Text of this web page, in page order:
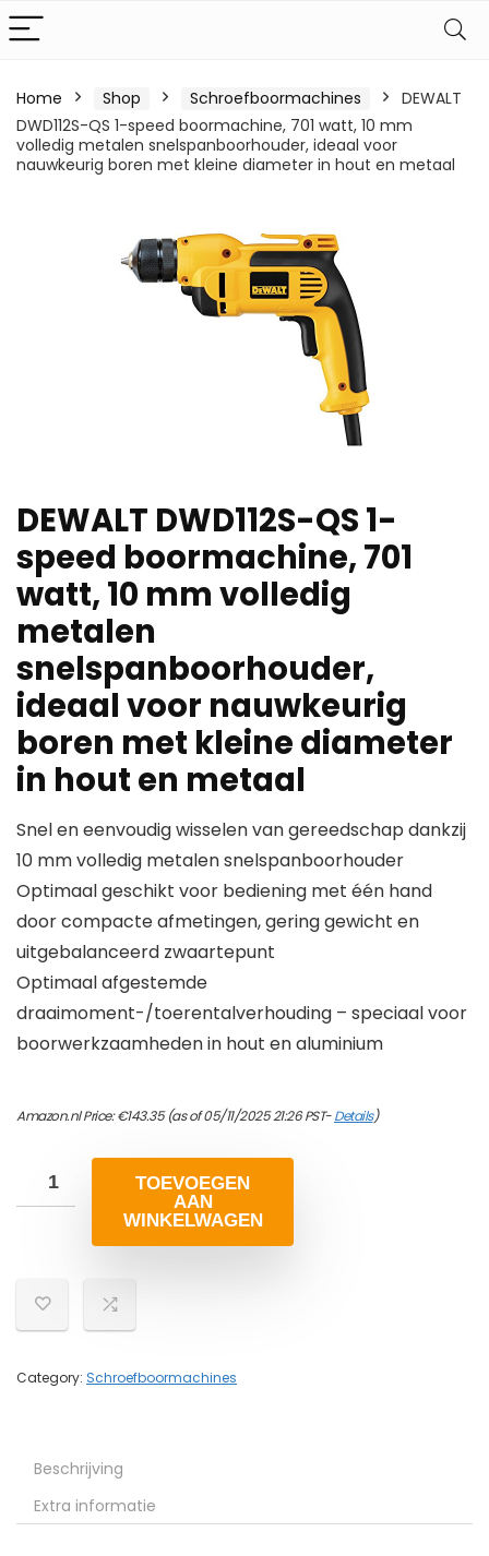
Home Shop Schroefboormachines
DEWALT
DWD112S-QS 1-speed boormachine, 701 watt, 10 mm
volledig metalen snelspanboorhouder, ideaal voor
nauwkeurig boren met kleine diameter in hout en metaal
DEWALT DWD112S-QS 1-
speed boormachine, 701
watt, 10 mm volledig
metalen
snelspanboorhouder,
ideaal voor nauwkeurig
boren met kleine diameter
in hout en metaal
Snel en eenvoudig wisselen van gereedschap dankzij
10 mm volledig metalen snelspanboorhouder
Optimaal geschikt voor bediening met één hand
door compacte afmetingen, gering gewicht en
uitgebalanceerd zwaartepunt
Optimaal afgestemde
draaimoment-/toerentalverhouding – speciaal voor
boorwerkzaamheden in hout en aluminium
Amazon.nl Price:€143.35(as of 05/11/2025 21:26 PST-Details)
TOEVOEGEN
AAN
WINKELWAGEN
Category: Schroefboormachines
Beschrijving
Extra informatie